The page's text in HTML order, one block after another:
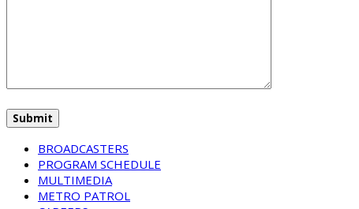
BROADCASTERS
PROGRAM SCHEDULE
MULTIMEDIA
METRO PATROL